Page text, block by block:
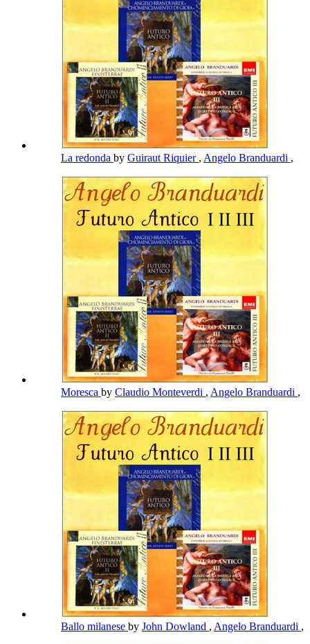
La redonda by Guiraut Riquier , Angelo Branduardi ,
Moresca by Claudio Monteverdi , Angelo Branduardi ,
Ballo milanese by John Dowland , Angelo Branduardi ,